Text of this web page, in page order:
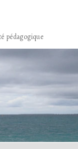
pédagogique